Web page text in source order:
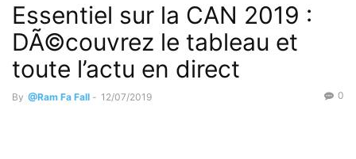
Urgent
Essentiel sur la CAN 2019 :
DÃ©couvrez le tableau et
toute l’actu en direct
By @Ram Fa Fall - 12/07/2019 0